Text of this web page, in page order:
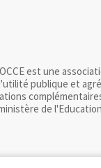
est une
publique et
de